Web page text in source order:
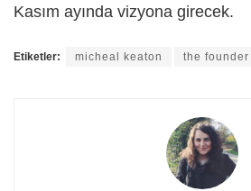
Kasım ayında vizyona girecek.
Etiketler: micheal keaton the founder